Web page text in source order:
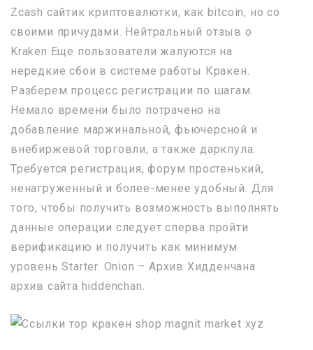
Zcash сайтик криптовалютки, как bitcoin, но со
своими причудами. Нейтральный отзыв о
Kraken Еще пользователи жалуются на
нередкие сбои в системе работы Кракен.
Разберем процесс регистрации по шагам.
Немало времени было потрачено на
добавление маржинальной, фьючерсной и
внебиржевой торговли, а также даркпула.
Требуется регистрация, форум простенький,
ненагруженный и более-менее удобный. Для
того, чтобы получить возможность выполнять
данные операции следует сперва пройти
верификацию и получить как минимум
уровень Starter. Onion – Архив Хидденчана
архив сайта hiddenchan.